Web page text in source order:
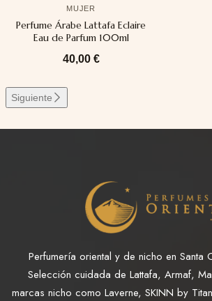
MUJER
Perfume Árabe Lattafa Eclaire
Eau de Parfum 100ml
40,00 €
Siguiente
Perfumería oriental y de nicho en Santa
Selección cuidada de Lattafa, Armaf,
marcas nicho como Laverne, SKINN by